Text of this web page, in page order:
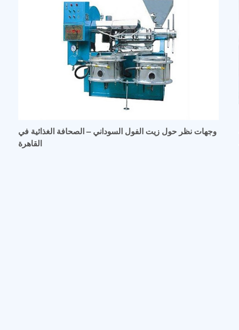
وجهات نظر حول زيت الفول السوداني – الصحافة الغذائية في
القاهرة